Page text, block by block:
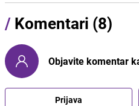
/ Komentari (8)
Objavite komentar
Prijava